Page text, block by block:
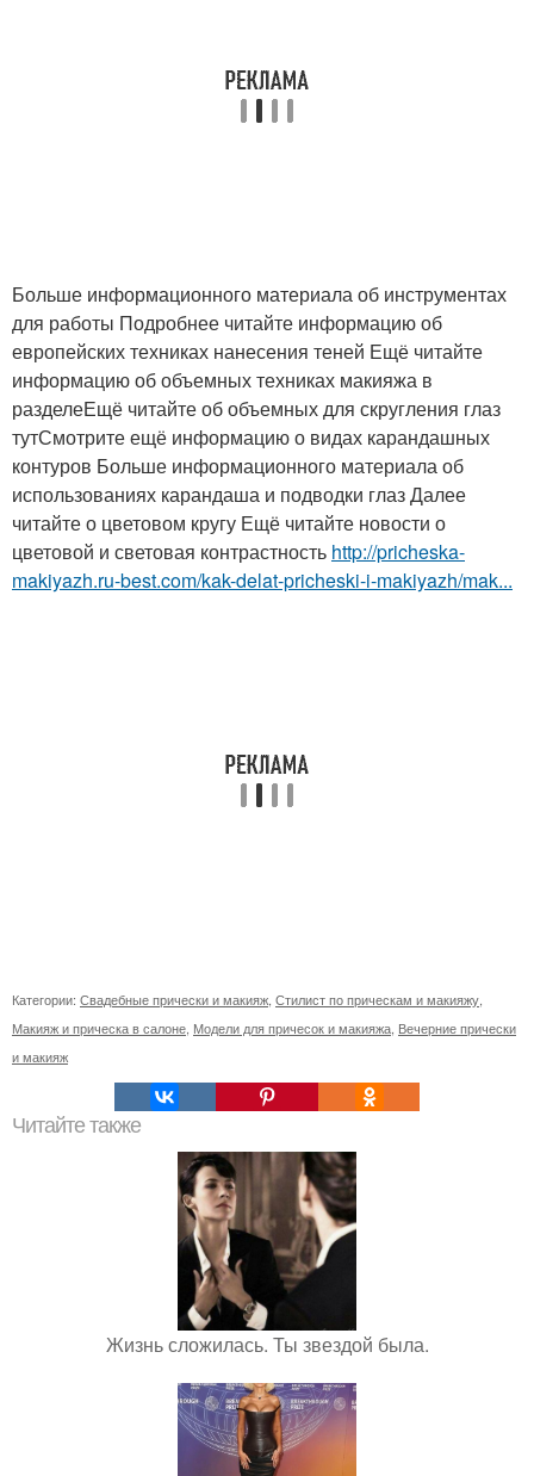
Больше информационного материала об инструментах
для работы Подробнее читайте информацию об
европейских техниках нанесения теней Ещё читайте
информацию об объемных техниках макияжа в
разделеЕщё читайте об объемных для скругления глаз
тутСмотрите ещё информацию о видах карандашных
контуров Больше информационного материала об
использованиях карандаша и подводки глаз Далее
читайте о цветовом кругу Ещё читайте новости о
цветовой и световая контрастность http://pricheska-
makiyazh.ru-best.com/kak-delat-pricheski-i-makiyazh/mak...
Категории: Свадебные прически и макияж, Стилист по прическам и макияжу,
Макияж и прическа в салоне, Модели для причесок и макияжа, Вечерние прически
и макияж
Читайте также
Жизнь сложилась. Ты звездой была.